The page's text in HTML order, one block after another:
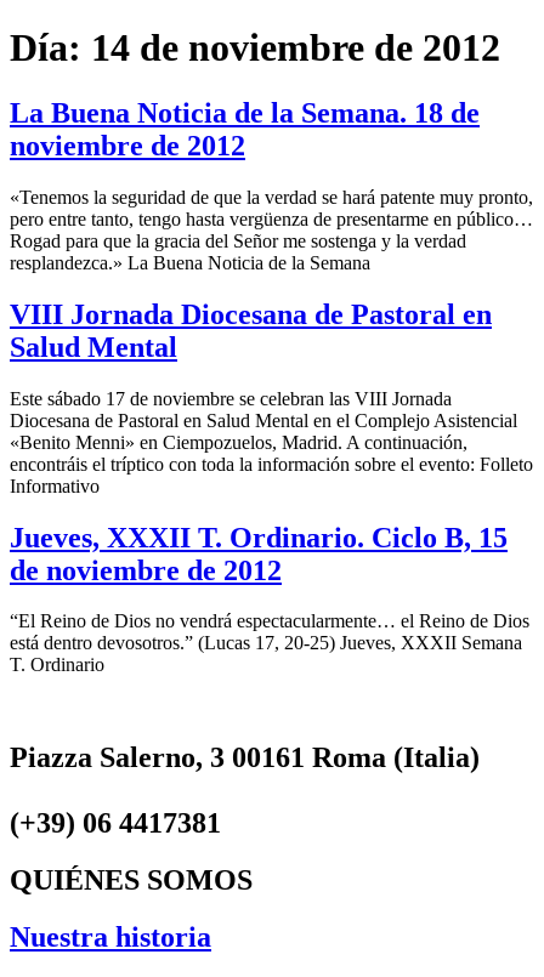
Día: 14 de noviembre de 2012
La Buena Noticia de la Semana. 18 de
noviembre de 2012
«Tenemos la seguridad de que la verdad se hará patente muy pronto,
pero entre tanto, tengo hasta vergüenza de presentarme en público…
Rogad para que la gracia del Señor me sostenga y la verdad
resplandezca.» La Buena Noticia de la Semana
VIII Jornada Diocesana de Pastoral en
Salud Mental
Este sábado 17 de noviembre se celebran las VIII Jornada
Diocesana de Pastoral en Salud Mental en el Complejo Asistencial
«Benito Menni» en Ciempozuelos, Madrid. A continuación,
encontráis el tríptico con toda la información sobre el evento: Folleto
Informativo
Jueves, XXXII T. Ordinario. Ciclo B, 15
de noviembre de 2012
“El Reino de Dios no vendrá espectacularmente… el Reino de Dios
está dentro devosotros.” (Lucas 17, 20-25) Jueves, XXXII Semana
T. Ordinario
Piazza Salerno, 3 00161 Roma (Italia)
(+39) 06 4417381
QUIÉNES SOMOS
Nuestra historia